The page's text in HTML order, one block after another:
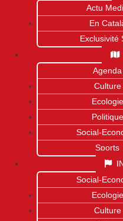
Actu
En
Exclusivité
Agenda
Culture
Ecologie
Politique
Social-
Sports
Social-
Ecologie
Culture